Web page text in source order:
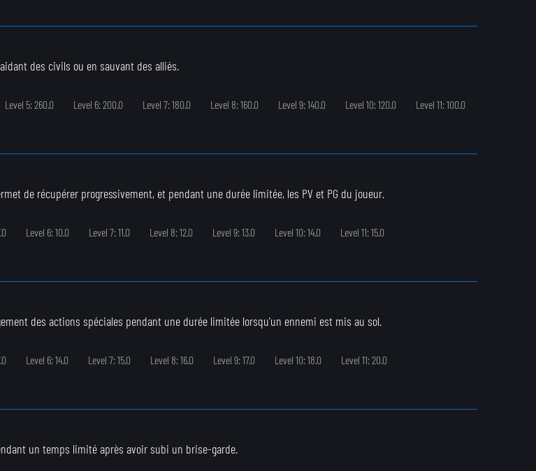
des civils ou en sauvant des alliés.
Level 5: 260.0 Level 6: 200.0 Level 7: 180.0 Level 8: 160.0 Level 9: 140.0 Level 10: 120.0
Level 11: 100.0
de récupérer progressivement, et pendant une durée limitée, les PV et PG du joueur.
Level 6: 10.0 Level 7: 11.0 Level 8: 12.0 Level 9: 13.0 Level 10: 14.0
Level 11: 15.0
des actions spéciales pendant une durée limitée lorsqu'un ennemi est mis au sol.
Level 6: 14.0 Level 7: 15.0 Level 8: 16.0 Level 9: 17.0 Level 10: 18.0
Level 11: 20.0
un temps limité après avoir subi un brise-garde.